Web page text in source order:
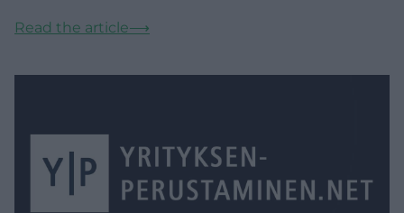
Read the article⟶